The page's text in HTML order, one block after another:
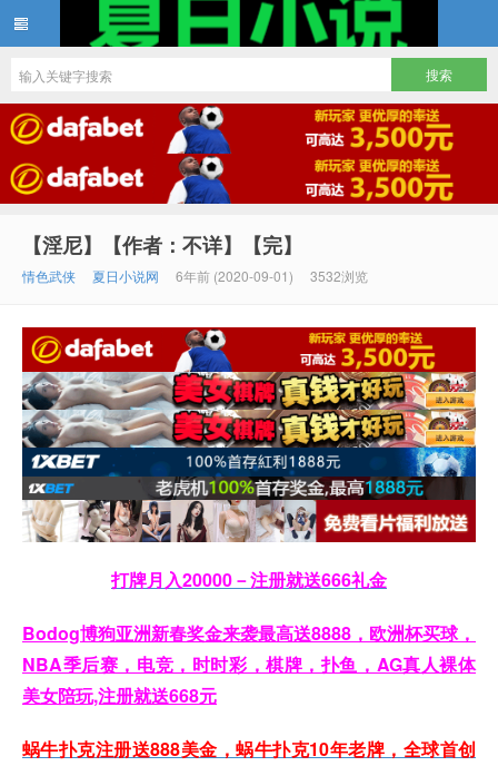
夏日小说
【淫尼】【作者：不详】【完】
情色武侠 夏日小说网 6年前 (2020-09-01) 3532浏览
打牌月入20000－注册就送666礼金
Bodog博狗亚洲新春奖金来袭最高送8888，欧洲杯买球，
NBA季后赛，电竞，时时彩，棋牌，扑鱼，AG真人裸体
美女陪玩,注册就送668元
蜗牛扑克注册送888美金，蜗牛扑克10年老牌，全球首创